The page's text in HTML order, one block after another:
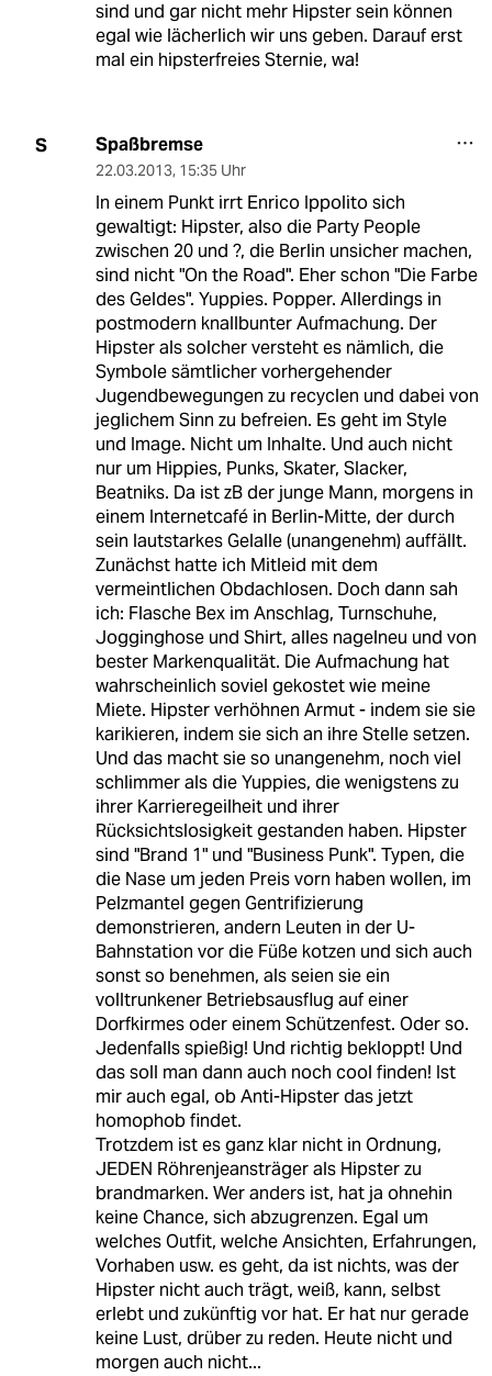
sind und gar nicht mehr Hipster sein können
egal wie lächerlich wir uns geben. Darauf erst
mal ein hipsterfreies Sternie, wa!
S Spaßbremse
22.03.2013, 15:35 Uhr
In einem Punkt irrt Enrico Ippolito sich
gewaltigt: Hipster, also die Party People
zwischen 20 und ?, die Berlin unsicher machen,
sind nicht "On the Road". Eher schon "Die Farbe
des Geldes". Yuppies. Popper. Allerdings in
postmodern knallbunter Aufmachung. Der
Hipster als solcher versteht es nämlich, die
Symbole sämtlicher vorhergehender
Jugendbewegungen zu recyclen und dabei von
jeglichem Sinn zu befreien. Es geht im Style
und Image. Nicht um Inhalte. Und auch nicht
nur um Hippies, Punks, Skater, Slacker,
Beatniks. Da ist zB der junge Mann, morgens in
einem Internetcafé in Berlin-Mitte, der durch
sein lautstarkes Gelalle (unangenehm) auffällt.
Zunächst hatte ich Mitleid mit dem
vermeintlichen Obdachlosen. Doch dann sah
ich: Flasche Bex im Anschlag, Turnschuhe,
Jogginghose und Shirt, alles nagelneu und von
bester Markenqualität. Die Aufmachung hat
wahrscheinlich soviel gekostet wie meine
Miete. Hipster verhöhnen Armut - indem sie sie
karikieren, indem sie sich an ihre Stelle setzen.
Und das macht sie so unangenehm, noch viel
schlimmer als die Yuppies, die wenigstens zu
ihrer Karrieregeilheit und ihrer
Rücksichtslosigkeit gestanden haben. Hipster
sind "Brand 1" und "Business Punk". Typen, die
die Nase um jeden Preis vorn haben wollen, im
Pelzmantel gegen Gentrifizierung
demonstrieren, andern Leuten in der U-
Bahnstation vor die Füße kotzen und sich auch
sonst so benehmen, als seien sie ein
volltrunkener Betriebsausflug auf einer
Dorfkirmes oder einem Schützenfest. Oder so.
Jedenfalls spießig! Und richtig bekloppt! Und
das soll man dann auch noch cool finden! Ist
mir auch egal, ob Anti-Hipster das jetzt
homophob findet.
Trotzdem ist es ganz klar nicht in Ordnung,
JEDEN Röhrenjeansträger als Hipster zu
brandmarken. Wer anders ist, hat ja ohnehin
keine Chance, sich abzugrenzen. Egal um
welches Outfit, welche Ansichten, Erfahrungen,
Vorhaben usw. es geht, da ist nichts, was der
Hipster nicht auch trägt, weiß, kann, selbst
erlebt und zukünftig vor hat. Er hat nur gerade
keine Lust, drüber zu reden. Heute nicht und
morgen auch nicht...